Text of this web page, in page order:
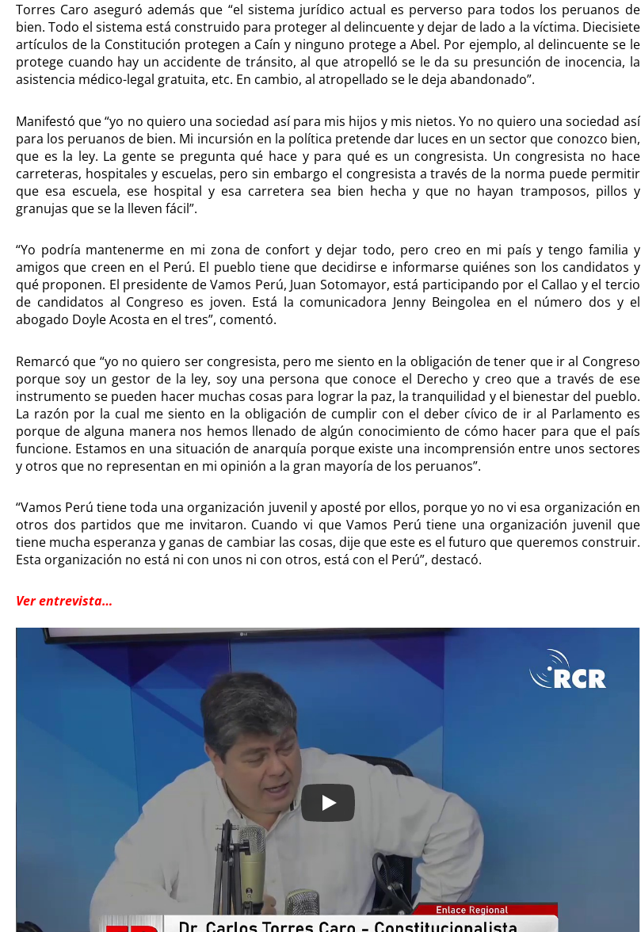
Torres Caro aseguró además que “el sistema jurídico actual es perverso para todos los peruanos de
bien. Todo el sistema está construido para proteger al delincuente y dejar de lado a la víctima. Diecisiete
artículos de la Constitución protegen a Caín y ninguno protege a Abel. Por ejemplo, al delincuente se le
protege cuando hay un accidente de tránsito, al que atropelló se le da su presunción de inocencia, la
asistencia médico-legal gratuita, etc. En cambio, al atropellado se le deja abandonado”.
Manifestó que “yo no quiero una sociedad así para mis hijos y mis nietos. Yo no quiero una sociedad así
para los peruanos de bien. Mi incursión en la política pretende dar luces en un sector que conozco bien,
que es la ley. La gente se pregunta qué hace y para qué es un congresista. Un congresista no hace
carreteras, hospitales y escuelas, pero sin embargo el congresista a través de la norma puede permitir
que esa escuela, ese hospital y esa carretera sea bien hecha y que no hayan tramposos, pillos y
granujas que se la lleven fácil”.
“Yo podría mantenerme en mi zona de confort y dejar todo, pero creo en mi país y tengo familia y
amigos que creen en el Perú. El pueblo tiene que decidirse e informarse quiénes son los candidatos y
qué proponen. El presidente de Vamos Perú, Juan Sotomayor, está participando por el Callao y el tercio
de candidatos al Congreso es joven. Está la comunicadora Jenny Beingolea en el número dos y el
abogado Doyle Acosta en el tres”, comentó.
Remarcó que “yo no quiero ser congresista, pero me siento en la obligación de tener que ir al Congreso
porque soy un gestor de la ley, soy una persona que conoce el Derecho y creo que a través de ese
instrumento se pueden hacer muchas cosas para lograr la paz, la tranquilidad y el bienestar del pueblo.
La razón por la cual me siento en la obligación de cumplir con el deber cívico de ir al Parlamento es
porque de alguna manera nos hemos llenado de algún conocimiento de cómo hacer para que el país
funcione. Estamos en una situación de anarquía porque existe una incomprensión entre unos sectores
y otros que no representan en mi opinión a la gran mayoría de los peruanos”.
“Vamos Perú tiene toda una organización juvenil y aposté por ellos, porque yo no vi esa organización en
otros dos partidos que me invitaron. Cuando vi que Vamos Perú tiene una organización juvenil que
tiene mucha esperanza y ganas de cambiar las cosas, dije que este es el futuro que queremos construir.
Esta organización no está ni con unos ni con otros, está con el Perú”, destacó.
Ver entrevista…